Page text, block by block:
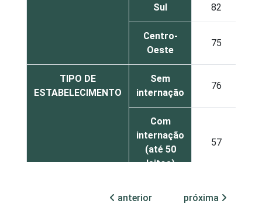
Sul 82
Centro-
Oeste
75
TIPO DE
ESTABELECIMENTO
Sem
internação
76
Com
internação
(até 50
leitos)
57
anterior próxima